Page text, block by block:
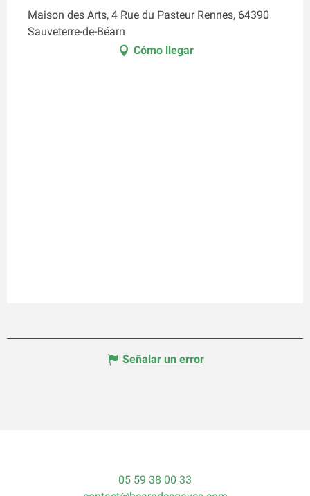
Maison des Arts, 4 Rue du Pasteur Rennes, 64390
Sauveterre-de-Béarn
Cómo llegar
Señalar un error
05 59 38 00 33